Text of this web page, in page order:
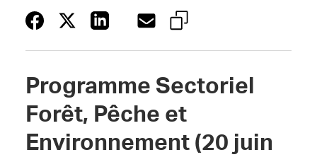
Programme Sectoriel
Forêt, Pêche et
Environnement (20 juin